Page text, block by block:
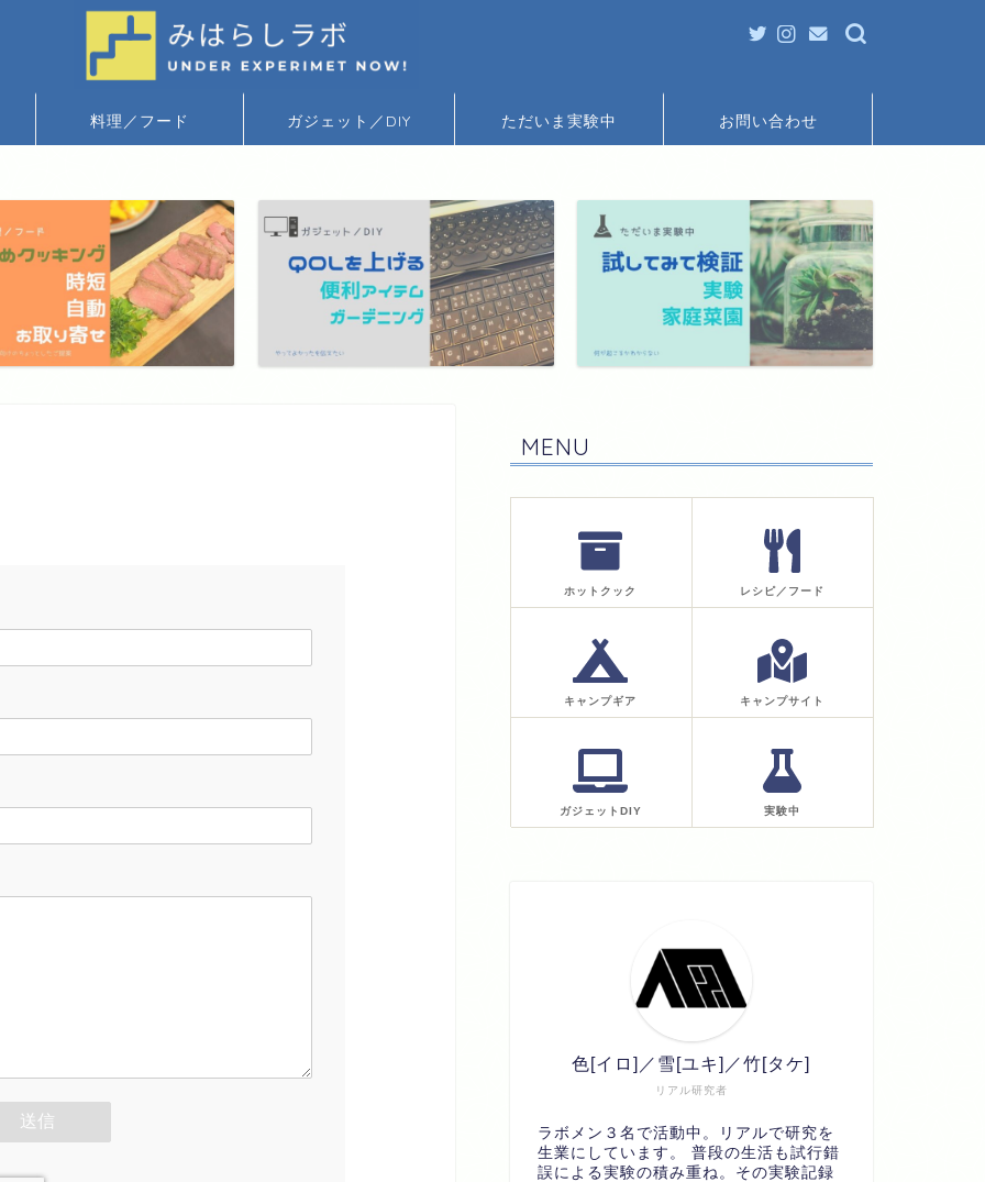
料理／フード ガジェット／DIY ただいま実験中 お問い合わせ
MENU
ホットクック レシピ／フード
キャンプギア キャンプサイト
ガジェットDIY 実験中
リアル研究者
色[イロ]／雪[ユキ]／竹[タケ]
ラボメン３名で活動中。リアルで研究を
生業にしています。 普段の生活も試行錯
誤による実験の積み重ね。その実験記録